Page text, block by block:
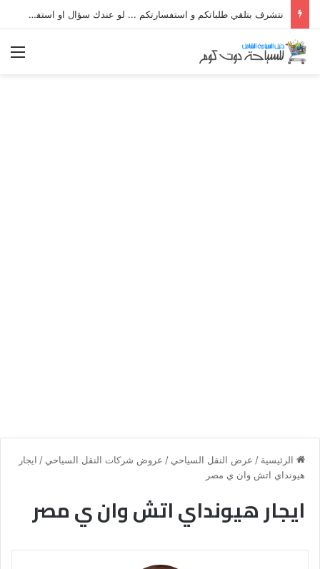
نتشرف بتلقي طلباتكم و استفسارتكم ... لو عندك سؤال او استفسار ماتدرددش فى طلب المساعدة
الرئيسية / عرض النقل السياحي / عروض شركات النقل السياحي / ايجار
هيونداي اتش وان ي مصر
ايجار هيونداي اتش وان ي مصر